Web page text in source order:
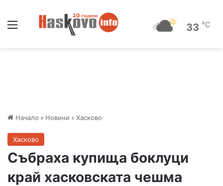
33 ℃
Начало » Новини » Хасково
Хасково
Събраха купища боклуци
край хасковската чешма